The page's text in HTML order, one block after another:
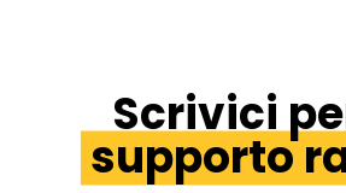
Scrivici
supporto